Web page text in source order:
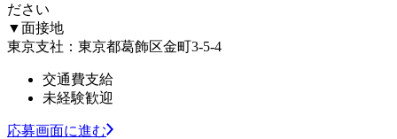
ださい
▼面接地
東京支社：東京都葛飾区金町3-5-4
交通費支給
未経験歓迎
応募画面に進む